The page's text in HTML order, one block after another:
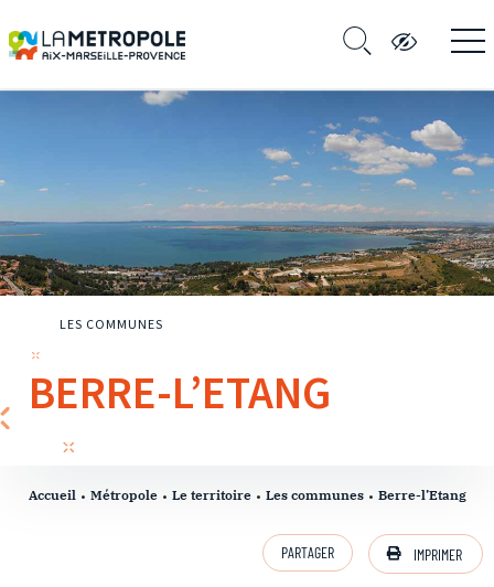
LES COMMUNES
BERRE-L’ETANG
Accueil Métropole Le territoire Les communes Berre-l’Etang
PARTAGER IMPRIMER